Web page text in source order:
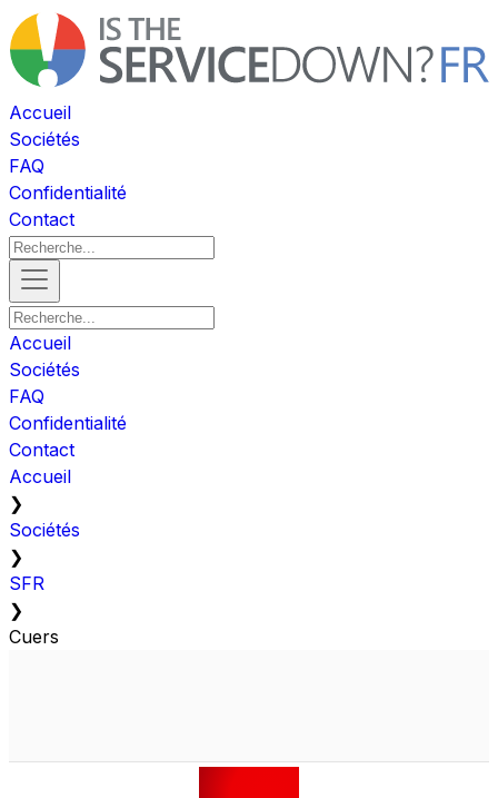
Accueil
Sociétés
FAQ
Confidentialité
Contact
Accueil
Sociétés
FAQ
Confidentialité
Contact
Accueil
❯
Sociétés
❯
SFR
❯
Cuers